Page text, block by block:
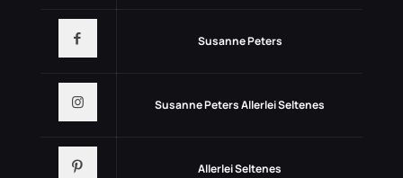
Susanne Peters
Susanne Peters Allerlei Seltenes
Allerlei Seltenes